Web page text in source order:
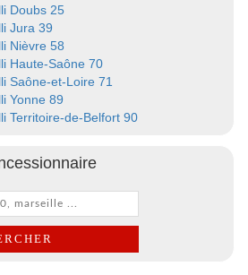
Doubs 25
Jura 39
Nièvre 58
Haute-Saône 70
Saône-et-Loire 71
Yonne 89
Territoire-de-Belfort 90